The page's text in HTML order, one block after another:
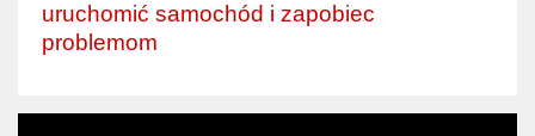
uruchomić samochód i zapobiec
problemom